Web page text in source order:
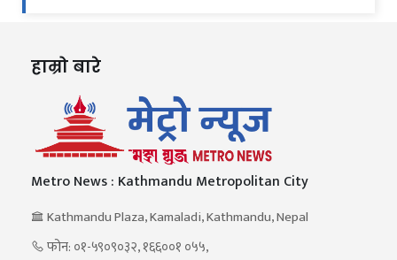
हाम्रो बारे
Metro News : Kathmandu Metropolitan City
Kathmandu Plaza, Kamaladi, Kathmandu, Nepal
फोन: ०१-५९०९०३२, १६६००१ ०५५,